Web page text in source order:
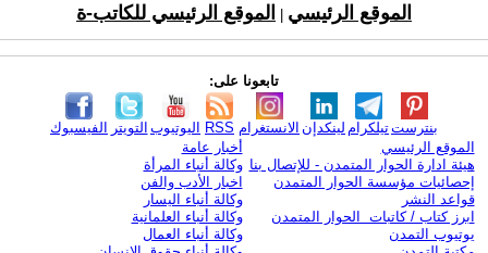
الموقع الرئيسي الموقع الرئيسي للكاتب-ة
تابعونا على:
الفيسبوك التويتر اليوتيوب RSS الانستغرام لينكدإن تيلكرامبنترست
الموقع الرئيسي
هيئة ادارة الحوار المتمدن - للإتصال بنا
إحصائيات مؤسسة الحوار المتمدن
قواعد النشر
ابرز كتاب / كاتبات الحوار المتمدن
يوتيوب التمدن
أخبار عامة
وكالة أنباء المرأة
اخبار الأدب والفن
وكالة أنباء اليسار
وكالة أنباء العلمانية
وكالة أنباء العمال